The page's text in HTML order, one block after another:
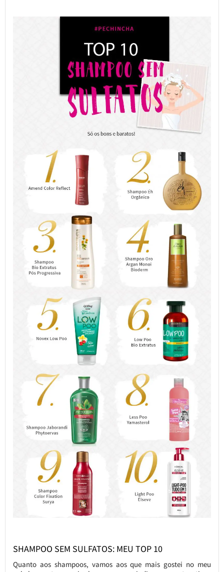
SHAMPOO SEM SULFATOS: MEU TOP 10
Quanto aos shampoos, vamos aos que mais gostei no meu